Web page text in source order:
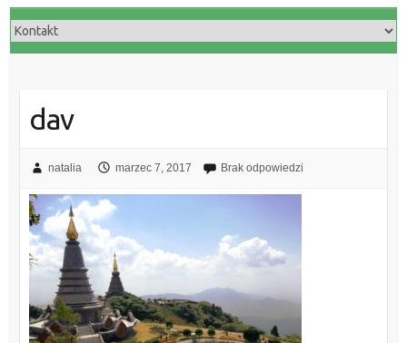
dav
natalia marzec 7, 2017 Brak odpowiedzi